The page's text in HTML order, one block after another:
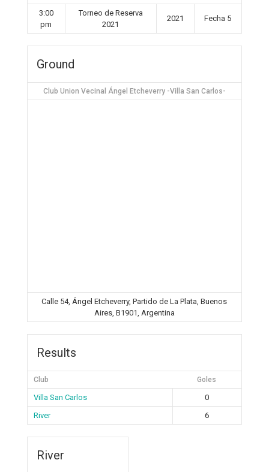
3:00
pm
Torneo de Reserva
2021
2021 Fecha 5
Ground
Club Union Vecinal Ángel Etcheverry -Villa San Carlos-
Calle 54, Ángel Etcheverry, Partido de La Plata, Buenos
Aires, B1901, Argentina
Results
Club Goles
Villa San Carlos
0
River
6
River